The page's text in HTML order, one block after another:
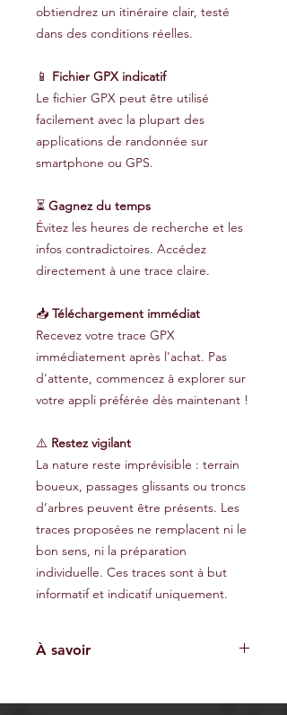
obtiendrez un itinéraire clair, testé
dans des conditions réelles.
📱 Fichier GPX indicatif
Le fichier GPX peut être utilisé
facilement avec la plupart des
applications de randonnée sur
smartphone ou GPS.
⏳ Gagnez du temps
Évitez les heures de recherche et les
infos contradictoires. Accédez
directement à une trace claire.
📥 Téléchargement immédiat
Recevez votre trace GPX
immédiatement après l'achat. Pas
d'attente, commencez à explorer sur
votre appli préférée dès maintenant !
⚠️ Restez vigilant
La nature reste imprévisible : terrain
boueux, passages glissants ou troncs
d’arbres peuvent être présents. Les
traces proposées ne remplacent ni le
bon sens, ni la préparation
individuelle. Ces traces sont à but
informatif et indicatif uniquement.
À savoir
indicatif et ne garantissent pas